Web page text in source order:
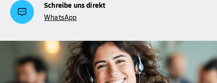
Schreibe uns direkt
WhatsApp